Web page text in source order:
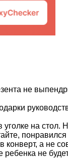
не
на
понравился
а не
не